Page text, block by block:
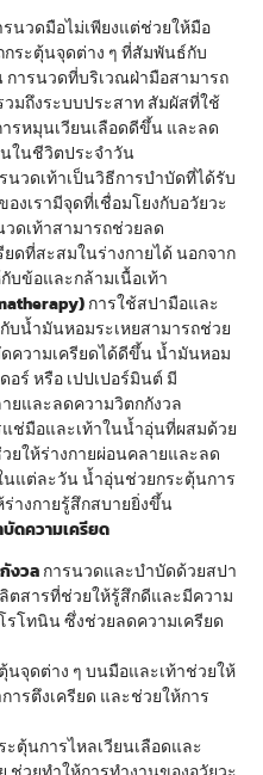
รนวดมือไม่เพียงแต่ช่วยให้มือ
ระตุ้นจุดต่าง ๆ ที่สัมพันธ์กับ
การนวดที่บริเวณฝ่ามือสามารถ
มถึงระบบประสาท สัมผัสที่ใช้
รหมุนเวียนเลือดดีขึ้น และลด
นในชีวิตประจำวัน
นวดเท้าเป็นวิธีการบำบัดที่ได้รับ
งเรามีจุดที่เชื่อมโยงกับอวัยวะ
วดเท้าสามารถช่วยลด
ดที่สะสมในร่างกายได้ นอกจาก
บข้อและกล้ามเนื้อเท้า
การใช้สปามือและ
บน้ำมันหอมระเหยสามารถช่วย
ความเครียดได้ดีขึ้น น้ำมันหอม
อร์ หรือ เปปเปอร์มินต์ มี
และลดความวิตกกังวล
แช่มือและเท้าในน้ำอุ่นที่ผสมด้วย
ยให้ร่างกายผ่อนคลายและลด
นแต่ละวัน น้ำอุ่นช่วยกระตุ้นการ
างกายรู้สึกสบายยิ่งขึ้น
บัดความเครียด
งวลการนวดและบำบัดด้วยสปา
ตสารที่ช่วยให้รู้สึกดีและมีความ
รโทนิน ซึ่งช่วยลดความเครียด
นจุดต่าง ๆ บนมือและเท้าช่วยให้
ารตึงเครียด และช่วยให้การ
ะตุ้นการไหลเวียนเลือดและ